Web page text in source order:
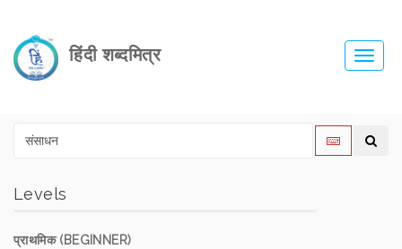
हिंदी शब्दमित्र
Levels
प्राथमिक (BEGINNER)